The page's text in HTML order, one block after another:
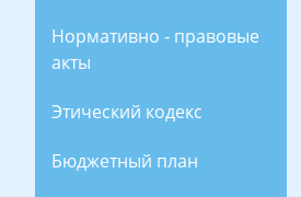
Нормативно - правовые
акты
Этический кодекс
Бюджетный план